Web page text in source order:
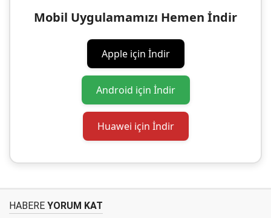
Mobil Uygulamamızı Hemen İndir
Apple için İndir
Android için İndir
Huawei için İndir
HABERE YORUM KAT